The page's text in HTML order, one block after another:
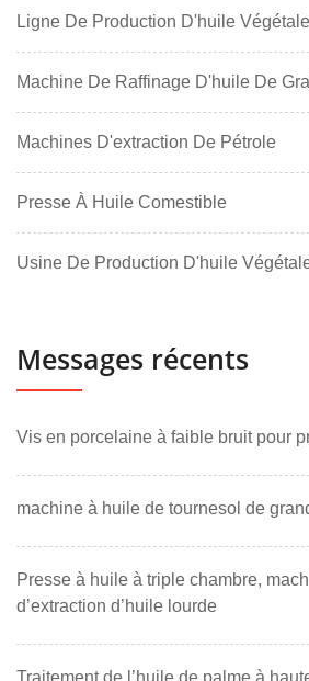
Ligne De Production D'huile Végétale
Machine De Raffinage D'huile De
Machines D'extraction De Pétrole
Presse À Huile Comestible
Usine De Production D'huile
Messages récents
Vis en porcelaine à faible bruit pour
machine à huile de tournesol de
Presse à huile à triple chambre,
d’extraction d’huile lourde
Traitement de l’huile de palme à